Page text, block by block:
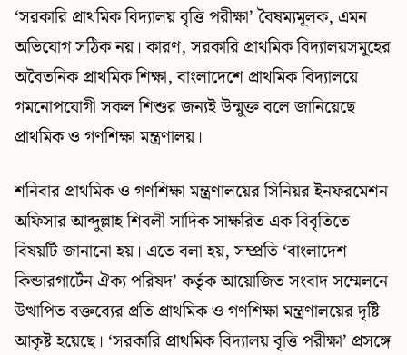
‘সরকারি প্রাথমিক বিদ্যালয় বৃত্তি পরীক্ষা’ বৈষম্যমূলক, এমন
অভিযোগ সঠিক নয়। কারণ, সরকারি প্রাথমিক বিদ্যালয়সমূহের
অবৈতনিক প্রাথমিক শিক্ষা, বাংলাদেশে প্রাথমিক বিদ্যালয়ে
গমনোপযোগী সকল শিশুর জন্যই উন্মুক্ত বলে জানিয়েছে
প্রাথমিক ও গণশিক্ষা মন্ত্রণালয়।
শনিবার প্রাথমিক ও গণশিক্ষা মন্ত্রণালয়ের সিনিয়র ইনফরমেশন
অফিসার আব্দুল্লাহ শিবলী সাদিক সাক্ষরিত এক বিবৃতিতে
বিষয়টি জানানো হয়। এতে বলা হয়, সম্প্রতি ‘বাংলাদেশ
কিন্ডারগার্টেন ঐক্য পরিষদ’ কর্তৃক আয়োজিত সংবাদ সম্মেলনে
উত্থাপিত বক্তব্যের প্রতি প্রাথমিক ও গণশিক্ষা মন্ত্রণালয়ের দৃষ্টি
আকৃষ্ট হয়েছে। ‘সরকারি প্রাথমিক বিদ্যালয় বৃত্তি পরীক্ষা’ প্রসঙ্গে